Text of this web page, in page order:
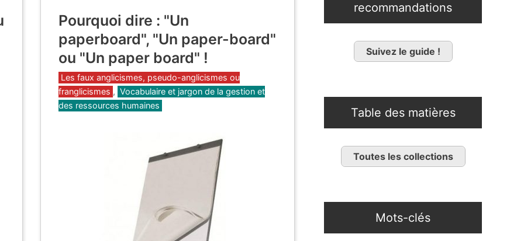
Pourquoi dire : "Un
paperboard", "Un paper-board"
ou "Un paper board" !
Catégories
Les faux anglicismes, pseudo-anglicismes ou
franglicismes , Vocabulaire et jargon de la gestion et
des ressources humaines
recommandations
Suivez le guide !
Table des matières
Toutes les collections
Mots-clés